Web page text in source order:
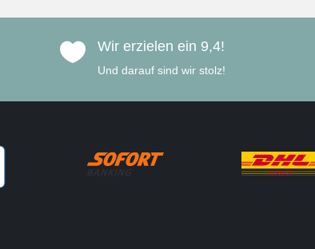
 Wir erzielen ein 9,4!
Und darauf sind wir stolz!